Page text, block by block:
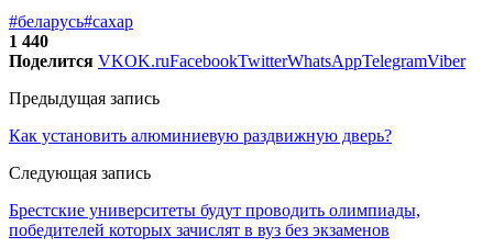
#беларусь#сахар
1 440
Поделится VKOK.ruFacebookTwitterWhatsAppTelegramViber
Предыдущая запись
Как установить алюминиевую раздвижную дверь?
Следующая запись
Брестские университеты будут проводить олимпиады,
победителей которых зачислят в вуз без экзаменов